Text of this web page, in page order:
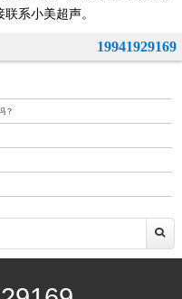
系小美超声。
19941929169
？